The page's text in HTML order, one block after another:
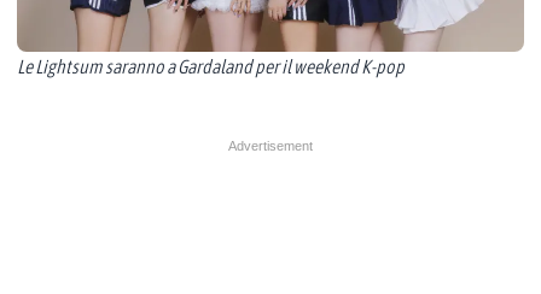
Le Lightsum saranno a Gardaland per il weekend K-pop